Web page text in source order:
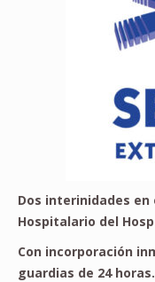
Dos interinidades en
Hospitalario del
Con incorporación
guardias de 24